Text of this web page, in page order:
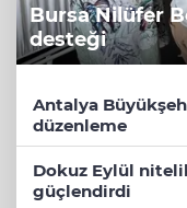
Bursa Nilüfer
desteği
Antalya
düzenleme
Dokuz Eylül
güçlendirdi